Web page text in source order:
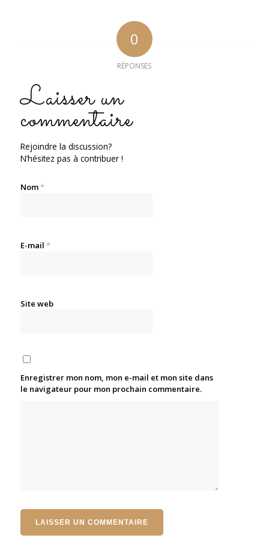
0
RÉPONSES
Laisser un
commentaire
Rejoindre la discussion?
N’hésitez pas à contribuer !
Nom*
E-mail *
Site web
Enregistrer mon nom, mon e-mail et mon site dans
le navigateur pour mon prochain commentaire.